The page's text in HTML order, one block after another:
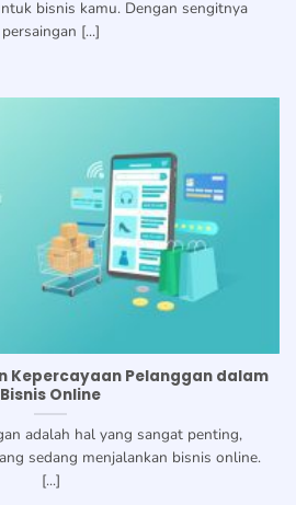
bisnis kamu. Dengan sengitnya
persaingan [...]
Kepercayaan Pelanggan dalam
Bisnis Online
adalah hal yang sangat penting,
sedang menjalankan bisnis online.
[...]